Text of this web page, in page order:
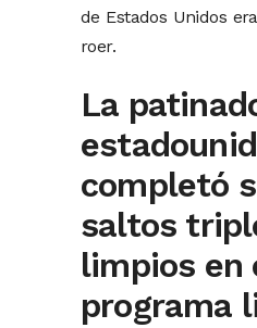
de Estados Unidos
roer.
La
completó
saltos
limpios en
programa